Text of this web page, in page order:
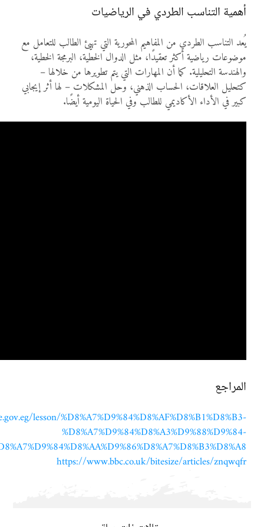
أهمية التناسب الطردي في الرياضيات
يُعد التناسب الطردي من المفاهيم المحورية التي تهيئ الطالب للتعامل مع
موضوعات رياضية أكثر تعقيدًا، مثل الدوال الخطية، البرمجة الخطية،
والهندسة التحليلية. كما أن المهارات التي يتم تطويرها من خلالها –
كتحليل العلاقات، الحساب الذهني، وحل المشكلات – لها أثر إيجابي
كبير في الأداء الأكاديمي للطالب وفي الحياة اليومية أيضًا.
المراجع
lesson/%D8%A7%D9%84%D8%AF%D8%B1%D8%B3-
%D8%A7%D9%84%D8%A3%D9%88%D9%84-
https://www.bbc.co.uk/bitesize/articles/znqwqfr